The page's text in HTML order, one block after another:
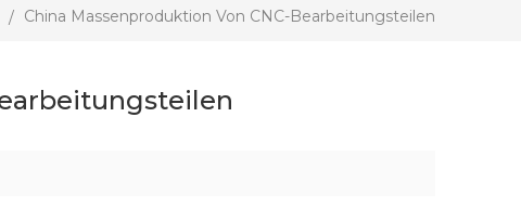
/ China Massenproduktion Von CNC-Bearbeitungsteilen